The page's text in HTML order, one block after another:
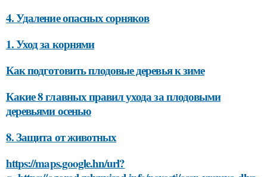
4. Удаление опасных сорняков
1. Уход за корнями
Как подготовить плодовые деревья к зиме
Какие 8 главных правил ухода за плодовыми
деревьями осенью
8. Защита от животных
https://maps.google.hn/url?